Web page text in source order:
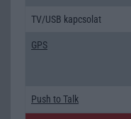
TV/USB kapcsolat
GPS
Push to Talk